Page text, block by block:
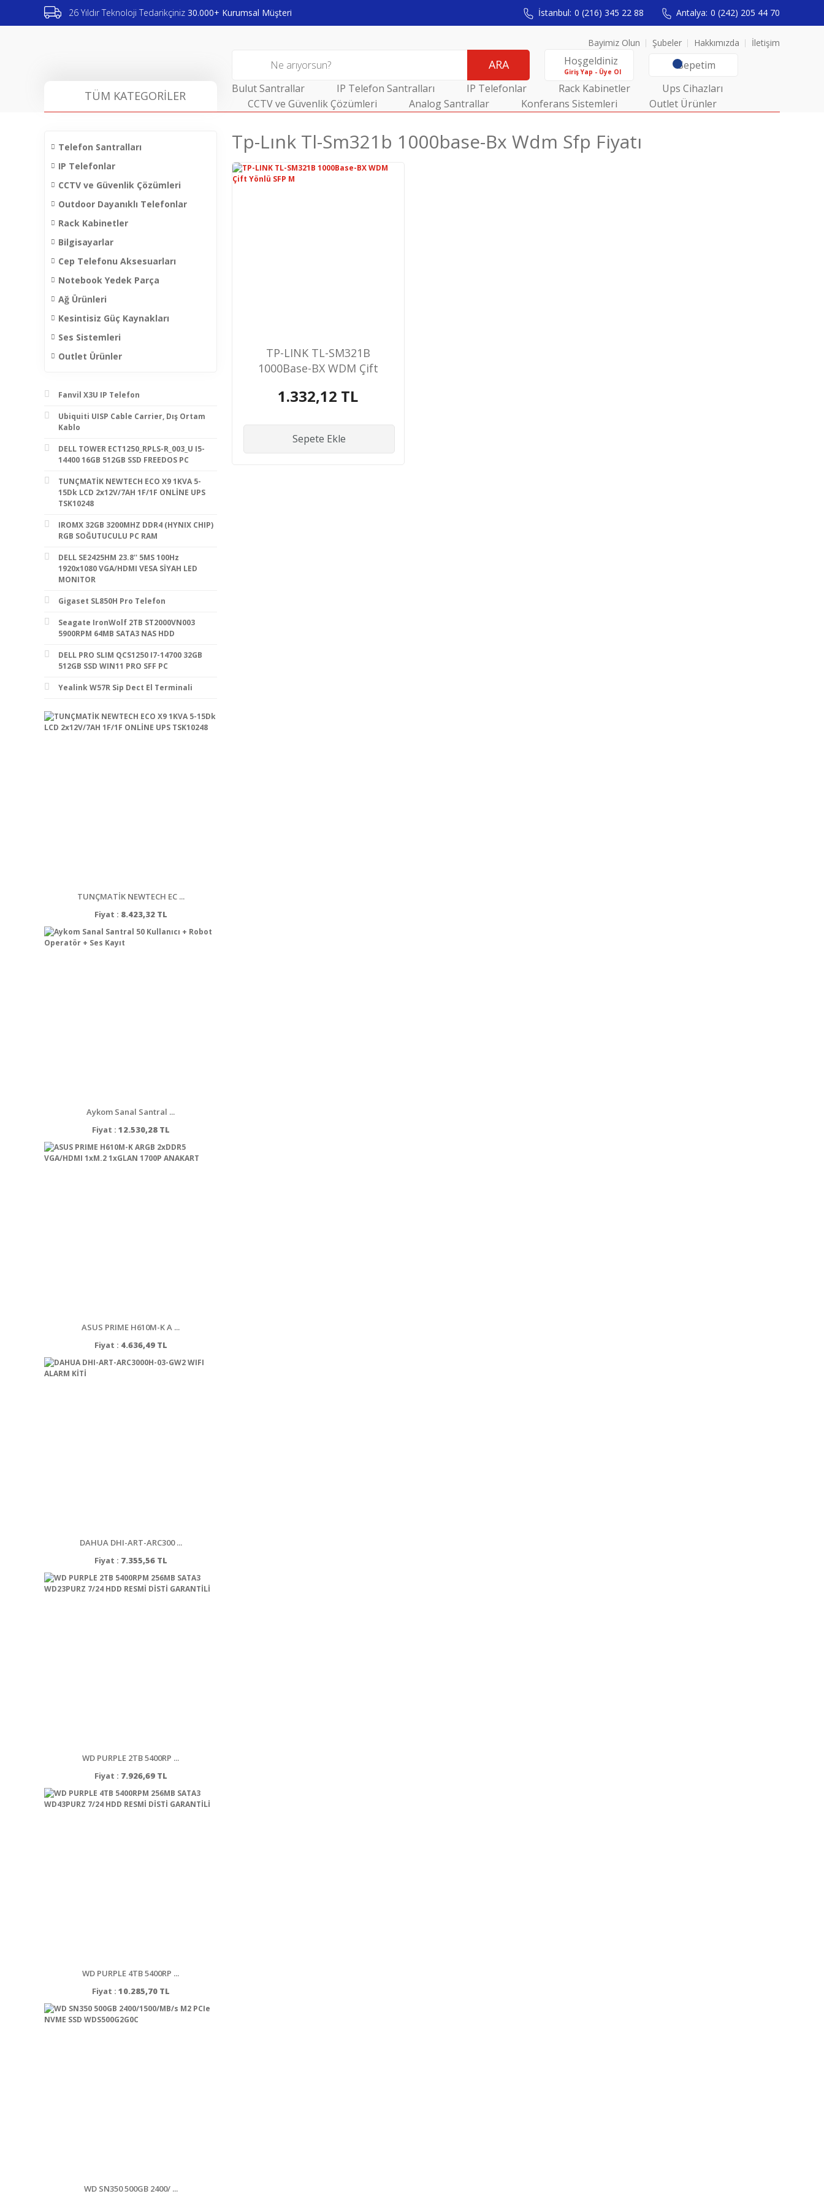
26 Yıldır Teknoloji Tedarikçiniz 30.000+ Kurumsal Müşteri İstanbul: 0 (216) 345 22 88 Antalya: 0 (242) 205 44 70
Bayimiz Olun Şubeler Hakkımızda İletişim
ARA Hoşgeldiniz
Giriş Yap - Üye Ol Sepetim
TÜM KATEGORİLER Bulut Santrallar IP Telefon Santralları IP Telefonlar Rack Kabinetler
Ups Cihazları
CCTV ve Güvenlik Çözümleri
Analog Santrallar Konferans Sistemleri Outlet Ürünler
Telefon Santralları
IP Telefonlar
CCTV ve Güvenlik Çözümleri
Outdoor Dayanıklı Telefonlar
Rack Kabinetler
Bilgisayarlar
Cep Telefonu Aksesuarları
Notebook Yedek Parça
Ağ Ürünleri
Kesintisiz Güç Kaynakları
Ses Sistemleri
Outlet Ürünler
Fanvil X3U IP Telefon
Ubiquiti UISP Cable Carrier, Dış Ortam
Kablo
DELL TOWER ECT1250_RPLS-R_003_U I5-
14400 16GB 512GB SSD FREEDOS PC
TUNÇMATİK NEWTECH ECO X9 1KVA 5-
15Dk LCD 2x12V/7AH 1F/1F ONLİNE UPS
TSK10248
IROMX 32GB 3200MHZ DDR4 (HYNIX CHIP)
RGB SOĞUTUCULU PC RAM
DELL SE2425HM 23.8'' 5MS 100Hz
1920x1080 VGA/HDMI VESA SİYAH LED
MONITOR
Gigaset SL850H Pro Telefon
Seagate IronWolf 2TB ST2000VN003
5900RPM 64MB SATA3 NAS HDD
DELL PRO SLIM QCS1250 I7-14700 32GB
512GB SSD WIN11 PRO SFF PC
Yealink W57R Sip Dect El Terminali
TUNÇMATİK NEWTECH EC ...
Fiyat : 8.423,32 TL
Aykom Sanal Santral ...
Fiyat : 12.530,28 TL
ASUS PRIME H610M-K A ...
Fiyat : 4.636,49 TL
DAHUA DHI-ART-ARC300 ...
Fiyat : 7.355,56 TL
WD PURPLE 2TB 5400RP ...
Fiyat : 7.926,69 TL
WD PURPLE 4TB 5400RP ...
Fiyat : 10.285,70 TL
WD SN350 500GB 2400/ ...
Tp-Lınk Tl-Sm321b 1000base-Bx Wdm Sfp Fiyatı
TP-LINK TL-SM321B
1000Base-BX WDM Çift
1.332,12 TL
Sepete Ekle